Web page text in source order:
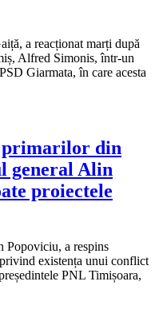
a reacționat marți după
Alfred Simonis, într-un
Giarmata, în care acesta
din
general Alin
proiectele
Popoviciu, a respins
existența unui conflict
PNL Timișoara,